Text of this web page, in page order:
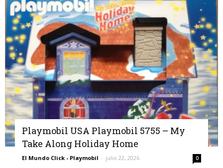
Playmobil USA Playmobil 5755 – My
Take Along Holiday Home
El Mundo Click - Playmobil - julio 22, 2026 0